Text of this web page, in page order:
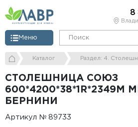
Меню
8
Каталог Раздел: 4.
СТОЛЕШНИЦА СОЮЗ
600*4200*38*1R*2349М
БЕРНИНИ
Артикул № 89733